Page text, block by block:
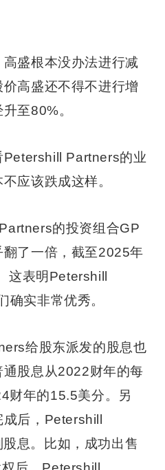
盛根本没办法进行减
高盛还不得不进行增
至80%。
Petershill Partners的业
应该跌成这样。
的投资组合GP
了一倍，截至2025年
这表明Petershill
确实非常优秀。
给股东派发的股息也
股息从2022财年的每
财年的15.5美分。另
成后，Petershill
息。比如，成功出售